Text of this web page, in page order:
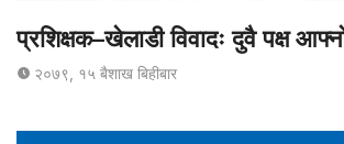
प्रशिक्षक–खेलाडी विवादः दुवै पक्ष
२०७९, १५ बैशाख बिहीबार